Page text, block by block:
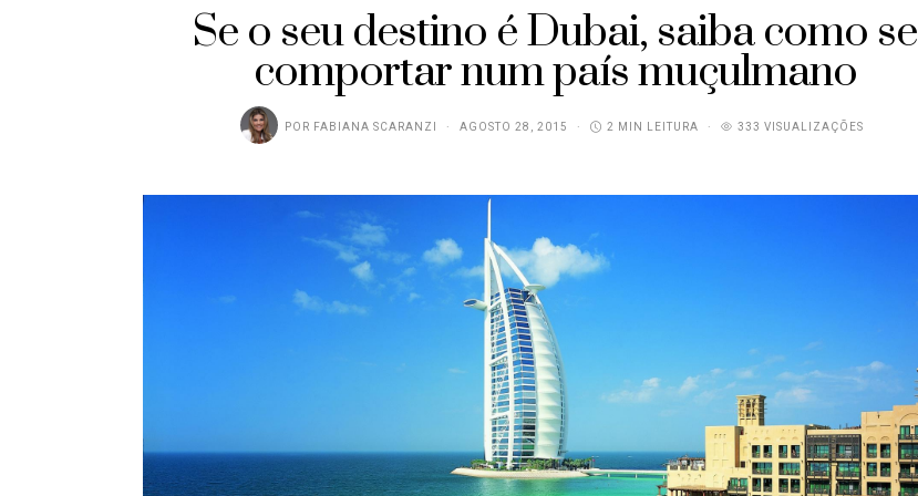
Se o seu destino é Dubai, saiba como se
comportar num país muçulmano
POR FABIANA SCARANZI AGOSTO 28, 2015 2 MIN LEITURA 333 VISUALIZAÇÕES